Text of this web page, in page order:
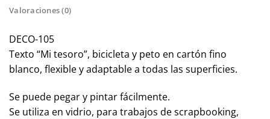
Valoraciones (0)
DECO-105
Texto “Mi tesoro”, bicicleta y peto en cartón fino
blanco, flexible y adaptable a todas las superficies.
Se puede pegar y pintar fácilmente.
Se utiliza en vidrio, para trabajos de scrapbooking,